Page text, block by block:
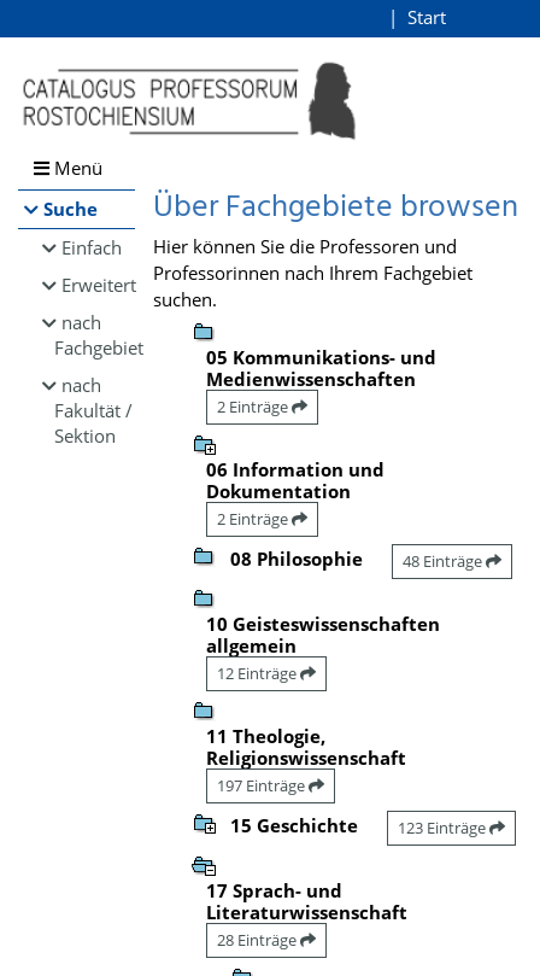
Browsen
direkt zum Inhalt
Start
Menü
Suche
Einfach
Erweitert
nach
Fachgebiet
nach
Fakultät /
Sektion
Über Fachgebiete browsen
Hier können Sie die Professoren und
Professorinnen nach Ihrem Fachgebiet
suchen.
05 Kommunikations- und
Medienwissenschaften
2 Einträge
06 Information und
Dokumentation
2 Einträge
08 Philosophie 48 Einträge
10 Geisteswissenschaften
allgemein
12 Einträge
11 Theologie,
Religionswissenschaft
197 Einträge
15 Geschichte 123 Einträge
17 Sprach- und
Literaturwissenschaft
28 Einträge